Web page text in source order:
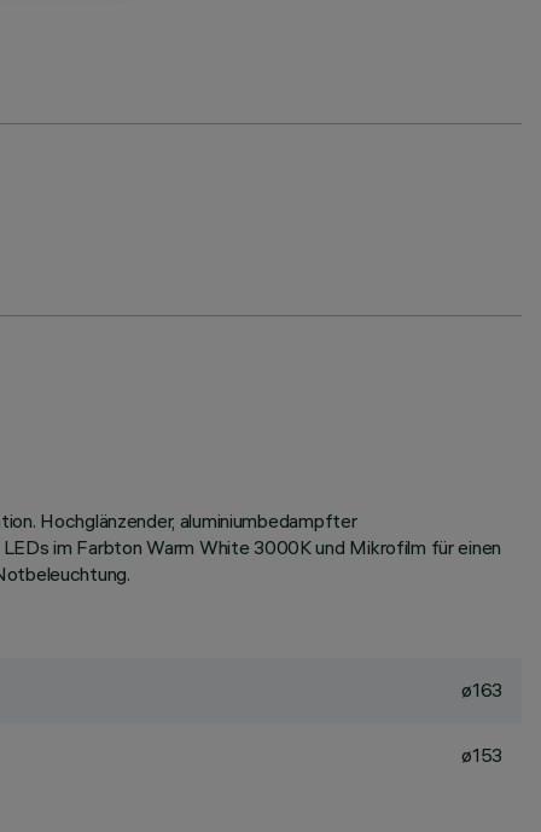
Hochglänzender, aluminiumbedampfter
im Farbton Warm White 3000K und Mikrofilm für einen
ø163
ø153